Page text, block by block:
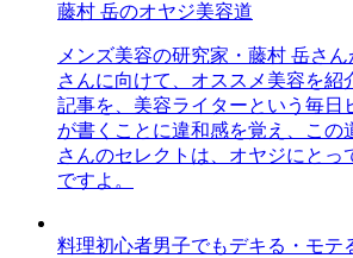
藤村 岳のオヤジ美容道
メンズ美容の研究家・藤村 岳さ
さんに向けて、オススメ美容を紹
記事を、美容ライターという毎日
が書くことに違和感を覚え、この
さんのセレクトは、オヤジにとっ
ですよ。
料理初心者男子でもデキる・モテ